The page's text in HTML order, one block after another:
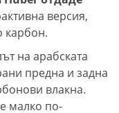
версия,
карбон.
на арабската
предна и задна
влакна.
малко по-